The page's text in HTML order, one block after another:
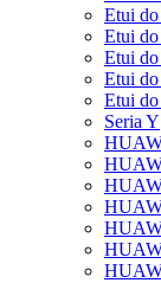
Etui
Etui
Etui
Etui
Etui
Seria Y